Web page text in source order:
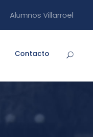
Alumnos Villarroel
Contacto